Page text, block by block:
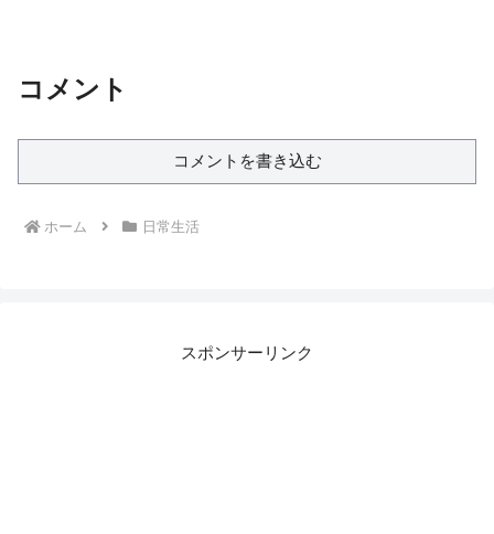
コメント
コメントを書き込む
ホーム 日常生活
スポンサーリンク